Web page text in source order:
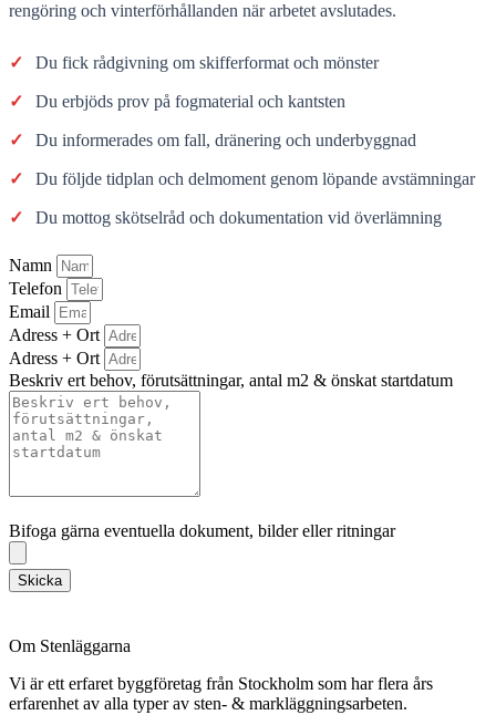
rengöring och vinterförhållanden när arbetet avslutades.
✓ Du fick rådgivning om skifferformat och mönster
✓ Du erbjöds prov på fogmaterial och kantsten
✓ Du informerades om fall, dränering och underbyggnad
✓ Du följde tidplan och delmoment genom löpande avstämningar
✓ Du mottog skötselråd och dokumentation vid överlämning
Namn
Telefon
Email
Adress + Ort
Adress + Ort
Beskriv ert behov, förutsättningar, antal m2 & önskat startdatum
Bifoga gärna eventuella dokument, bilder eller ritningar
Skicka
Om Stenläggarna
Vi är ett erfaret byggföretag från Stockholm som har flera års
erfarenhet av alla typer av sten- & markläggningsarbeten.